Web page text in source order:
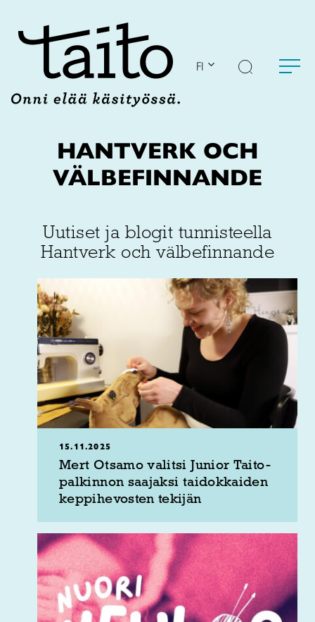
FI
HANTVERK OCH
VÄLBEFINNANDE
Uutiset ja blogit tunnisteella
Hantverk och välbefinnande
15.11.2025
Mert Otsamo valitsi Junior Taito-
palkinnon saajaksi taidokkaiden
keppihevosten tekijän